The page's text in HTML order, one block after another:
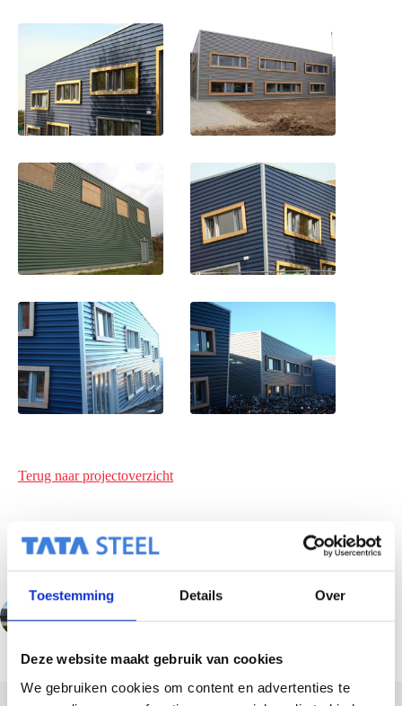
Toestemming Details Over
Deze website maakt gebruik van cookies
We gebruiken cookies om content en advertenties te
Terug naar projectoverzicht
VORIGE